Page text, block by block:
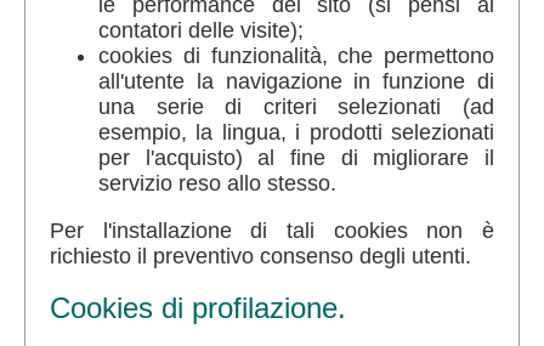
le performance del sito (si pensi ai
contatori delle visite);
cookies di funzionalità, che permettono
all'utente la navigazione in funzione di
una serie di criteri selezionati (ad
esempio, la lingua, i prodotti selezionati
per l'acquisto) al fine di migliorare il
servizio reso allo stesso.
Per l'installazione di tali cookies non è
richiesto il preventivo consenso degli utenti.
Cookies di profilazione.